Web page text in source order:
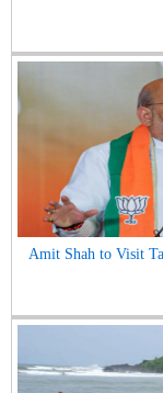
Amit Shah to Visit